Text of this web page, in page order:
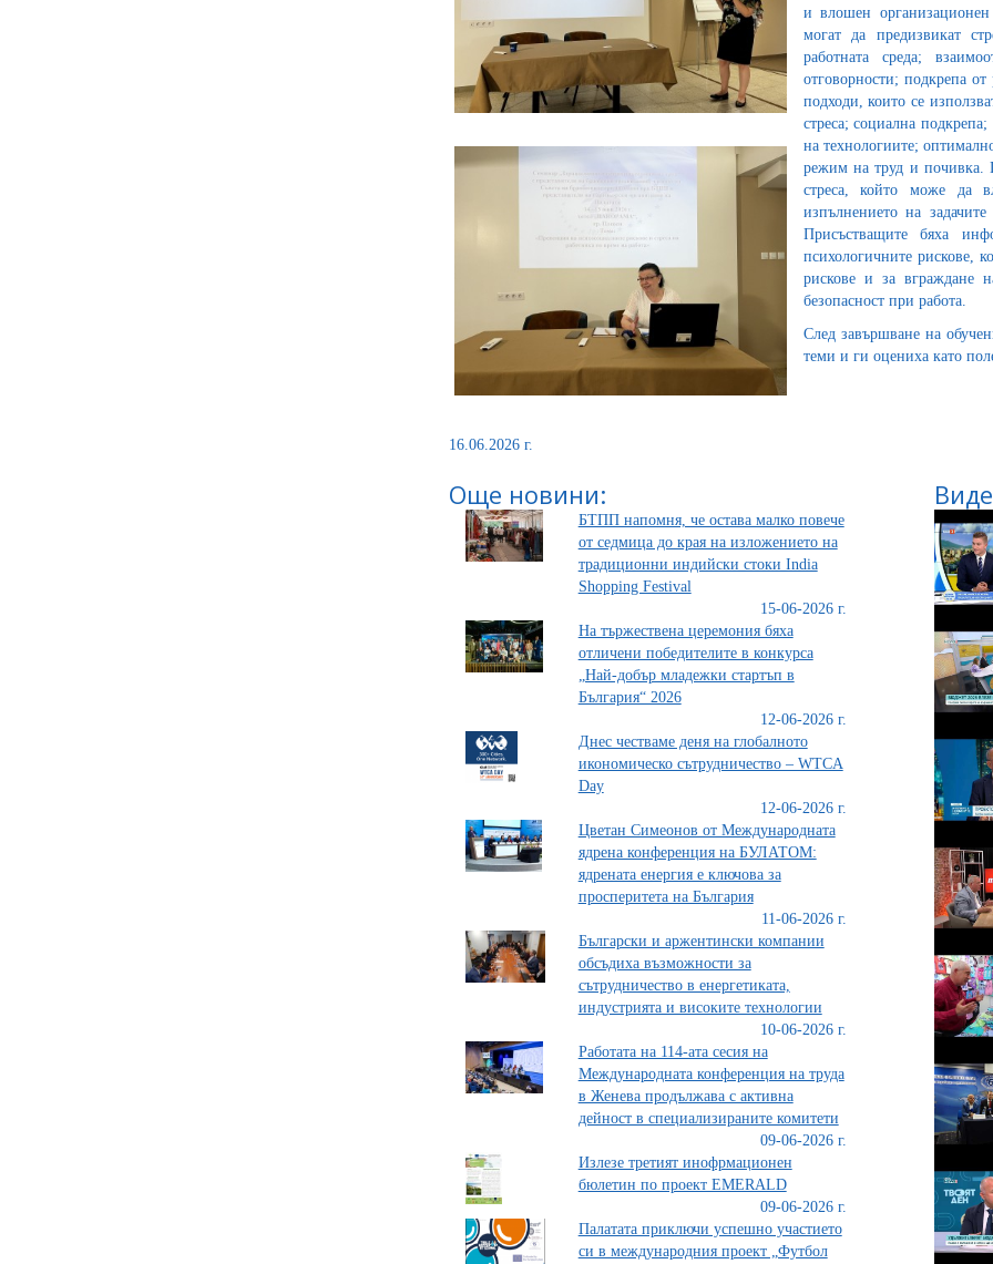
и влошен
могат да предизвикат
работната среда;
отговорности; подкрепа
подходи, които се
стреса; социална
на технологиите;
режим на труд и почивка.
стреса, който може да
изпълнението на
Присъстващите бяха
психологичните рискове,
рискове и за вграждане
безопасност при работа.
След завършване на
теми и ги оцениха като
16.06.2026 г.
Още новини:
БТПП напомня, че остава малко повече
от седмица до края на изложението на
традиционни индийски стоки India
Shopping Festival
15-06-2026 г.
На тържествена церемония бяха
отличени победителите в конкурса
„Най-добър младежки стартъп в
България“ 2026
12-06-2026 г.
Днес честваме деня на глобалното
икономическо сътрудничество – WTCA
Day
12-06-2026 г.
Цветан Симеонов от Международната
ядрена конференция на БУЛАТОМ:
ядрената енергия е ключова за
просперитета на България
11-06-2026 г.
Български и аржентински компании
обсъдиха възможности за
сътрудничество в енергетиката,
индустрията и високите технологии
10-06-2026 г.
Работата на 114-ата сесия на
Международната конференция на труда
в Женева продължава с активна
дейност в специализираните комитети
09-06-2026 г.
Излезе третият инофрмационен
бюлетин по проект ЕMERALD
09-06-2026 г.
Палатата приключи успешно участието
си в международния проект „Футбол